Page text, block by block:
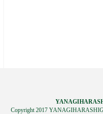
Copyright 2017